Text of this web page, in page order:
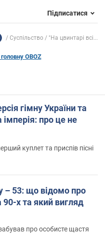
Підписатися
Суспільство "На цвинтарі всі...
OBOZ
гімну України та
імперія: про це не
куплет та приспів пісні
– 53: що відомо про
90-х та який вигляд
про особисте щастя